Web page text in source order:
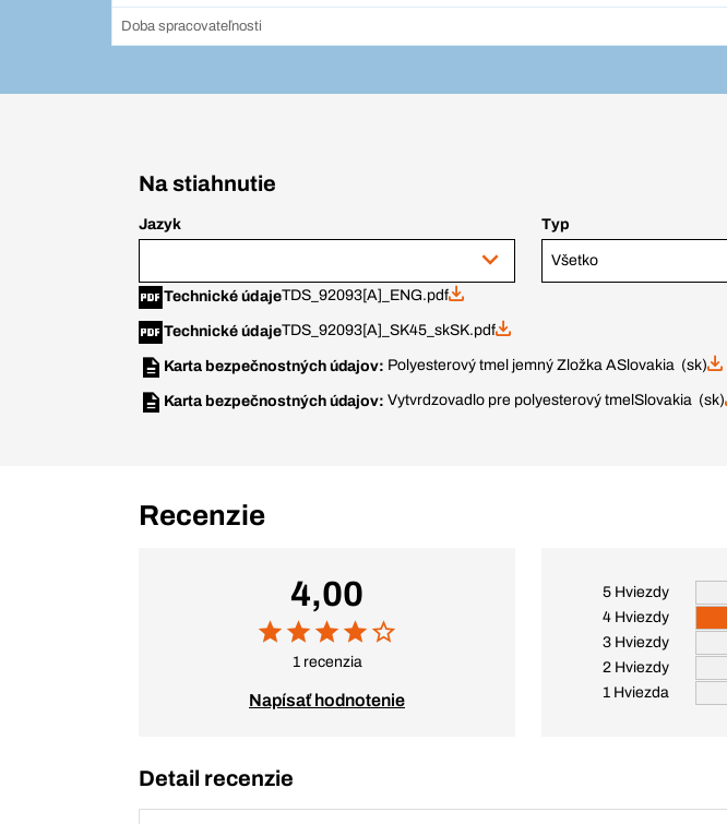
Doba spracovateľnosti
Na stiahnutie
Jazyk Typ
Všetko
Technické údajeTDS_92093[A]_ENG.pdf
Technické údajeTDS_92093[A]_SK45_skSK.pdf
Karta bezpečnostných údajov: Polyesterový tmel jemný Zložka ASlovakia (sk)
Karta bezpečnostných údajov:Vytvrdzovadlo pre polyesterový tmelSlovakia (sk)
Recenzie
4,00
1 recenzia
Napísať hodnotenie
5 Hviezdy
4 Hviezdy
3 Hviezdy
2 Hviezdy
1 Hviezda
Detail recenzie